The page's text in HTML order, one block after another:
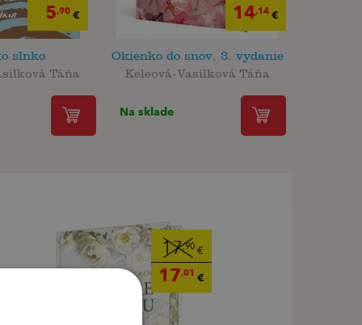
5,90 €
slnko
Táňa
14,14€
Okienko do snov, 3. vydanie
Keleová-Vasilková Táňa
Na sklade
17,90€
17,01 €